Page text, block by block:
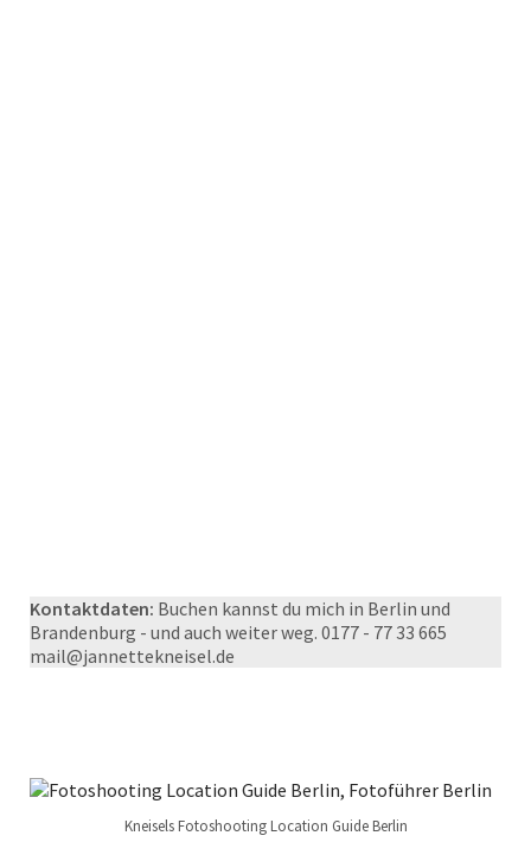
Kontaktdaten: Buchen kannst du mich in Berlin und
Brandenburg - und auch weiter weg. 0177 - 77 33 665
mail@jannettekneisel.de
Kneisels Fotoshooting Location Guide Berlin